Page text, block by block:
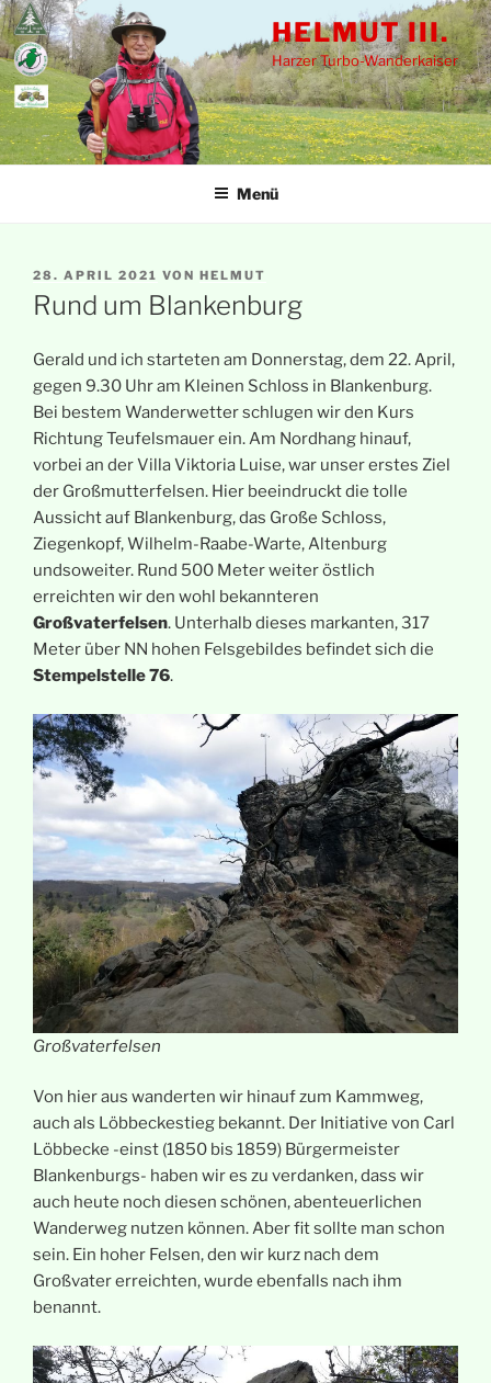
Zum
Inhalt
springen
HELMUT III.
Harzer Turbo-Wanderkaiser
Menü
VERÖFFENTLICHT
AM
28. APRIL 2021 VON HELMUT
Rund um Blankenburg
Gerald und ich starteten am Donnerstag, dem 22. April,
gegen 9.30 Uhr am Kleinen Schloss in Blankenburg.
Bei bestem Wanderwetter schlugen wir den Kurs
Richtung Teufelsmauer ein. Am Nordhang hinauf,
vorbei an der Villa Viktoria Luise, war unser erstes Ziel
der Großmutterfelsen. Hier beeindruckt die tolle
Aussicht auf Blankenburg, das Große Schloss,
Ziegenkopf, Wilhelm-Raabe-Warte, Altenburg
undsoweiter. Rund 500 Meter weiter östlich
erreichten wir den wohl bekannteren
Großvaterfelsen. Unterhalb dieses markanten, 317
Meter über NN hohen Felsgebildes befindet sich die
Stempelstelle 76.
Großvaterfelsen
Von hier aus wanderten wir hinauf zum Kammweg,
auch als Löbbeckestieg bekannt. Der Initiative von Carl
Löbbecke -einst (1850 bis 1859) Bürgermeister
Blankenburgs- haben wir es zu verdanken, dass wir
auch heute noch diesen schönen, abenteuerlichen
Wanderweg nutzen können. Aber fit sollte man schon
sein. Ein hoher Felsen, den wir kurz nach dem
Großvater erreichten, wurde ebenfalls nach ihm
benannt.